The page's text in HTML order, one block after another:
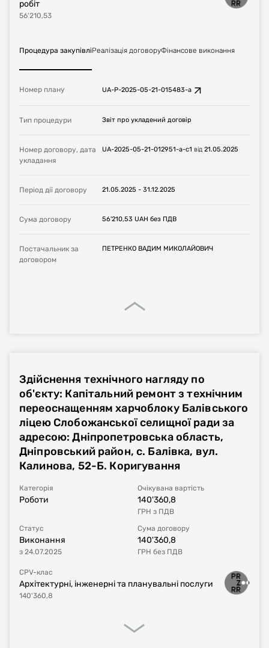
робіт
56'210,53
Процедура закупівліРеалізація договоруФінансове виконання
Номер плану UA-P-2025-05-21-015483-a
Тип процедури Звіт про укладений договір
Номер договору, дата
укладання
UA-2025-05-21-012951-a-c1 від 21.05.2025
Період дії договору 21.05.2025 - 31.12.2025
Сума договору 56'210,53 UAH без ПДВ
Постачальник за
договором
ПЕТРЕНКО ВАДИМ МИКОЛАЙОВИЧ
Здійснення технічного нагляду по
об'єкту: Капітальний ремонт з технічним
переоснащенням харчоблоку Балівського
ліцею Слобожанської селищної ради за
адресою: Дніпропетровська область,
Дніпровський район, с. Балівка, вул.
Калинова, 52-Б. Коригування
Категорія
Роботи
Очікувана вартість
140'360,8
ГРН з ПДВ
Статус
Виконання
з 24.07.2025
Сума договору
140'360,8
ГРН без ПДВ
CPV-клас
Архітектурні, інженерні та планувальні послуги
140'360,8